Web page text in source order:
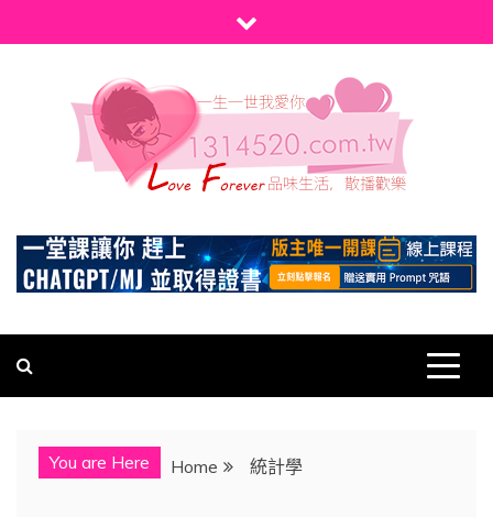
to
You are Here Home 統計學